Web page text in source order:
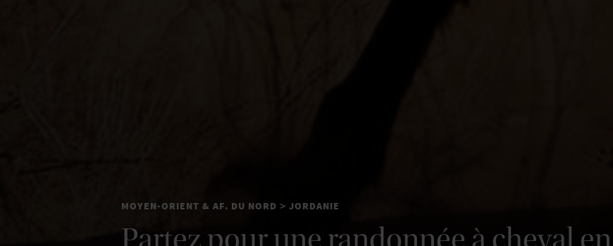
MOYEN-ORIENT & AF. DU NORD > JORDANIE